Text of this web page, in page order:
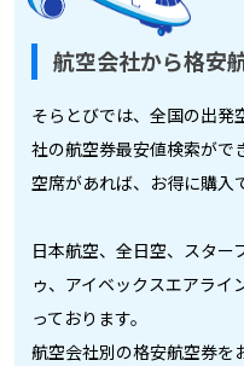
航空会社から格安
そらとびでは、全国の出発
社の航空券最安値検索がで
空席があれば、お得に購入
日本航空、全日空、スター
ゥ、アイベックスエアライ
っております。
航空会社別の格安航空券を